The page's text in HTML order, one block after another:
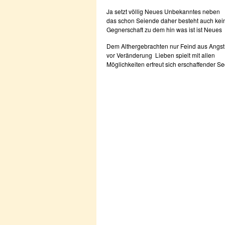
Ja setzt völlig Neues Unbekanntes neben
das schon Seiende daher besteht auch
Gegnerschaft zu dem hin was ist ist Neues
Dem Althergebrachten nur Feind aus Angst
vor Veränderung Lieben spielt mit allen
Möglichkeiten erfreut sich erschaffender